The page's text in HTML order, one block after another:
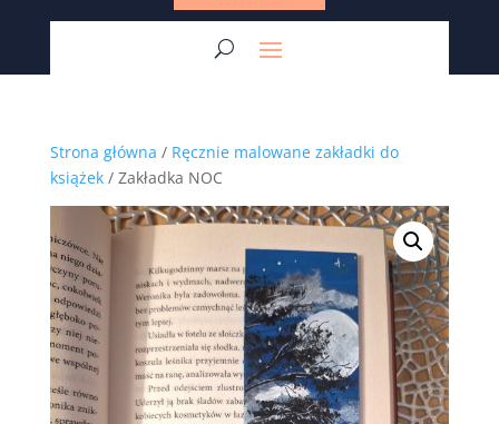
Strona główna / Ręcznie malowane zakładki do
książek/ Zakładka NOC